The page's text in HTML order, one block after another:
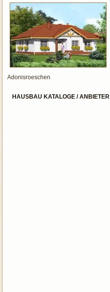
Adonisroeschen
HAUSBAU KATALOGE / ANBIETER